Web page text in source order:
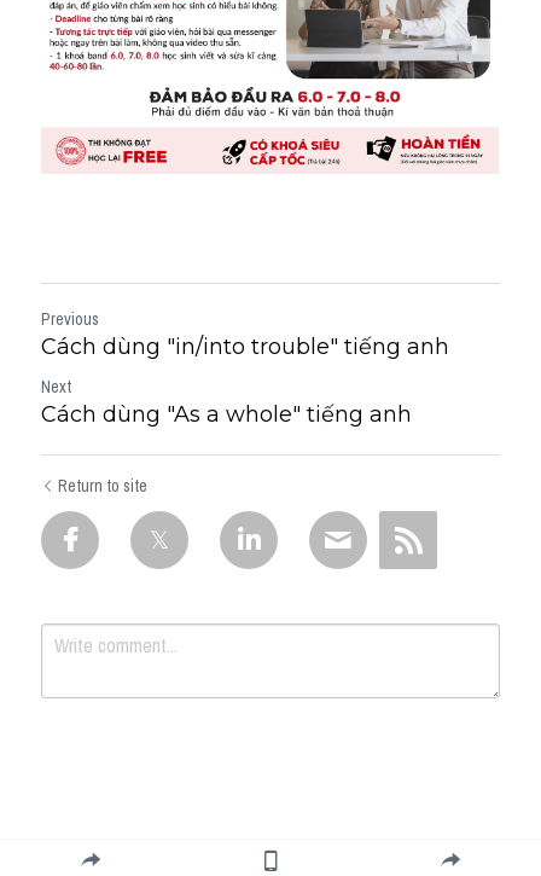
Previous
Cách dùng "in/into trouble" tiếng anh
Next
Cách dùng "As a whole​" tiếng anh
Return to site
Submit